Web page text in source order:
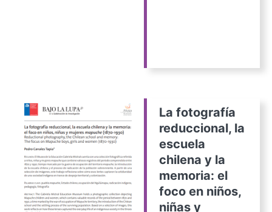
La fotografía
reduccional, la
escuela
chilena y la
memoria: el
foco en niños,
niñas y